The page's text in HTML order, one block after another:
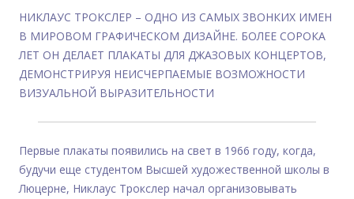
НИКЛАУС ТРОКСЛЕР – ОДНО ИЗ САМЫХ ЗВОНКИХ ИМЕН
В МИРОВОМ ГРАФИЧЕСКОМ ДИЗАЙНЕ. БОЛЕЕ СОРОКА
ЛЕТ ОН ДЕЛАЕТ ПЛАКАТЫ ДЛЯ ДЖАЗОВЫХ КОНЦЕРТОВ,
ДЕМОНСТРИРУЯ НЕИСЧЕРПАЕМЫЕ ВОЗМОЖНОСТИ
ВИЗУАЛЬНОЙ ВЫРАЗИТЕЛЬНОСТИ
Первые плакаты появились на свет в 1966 году, когда,
будучи еще студентом Высшей художественной школы в
Люцерне, Никлаус Трокслер начал организовывать